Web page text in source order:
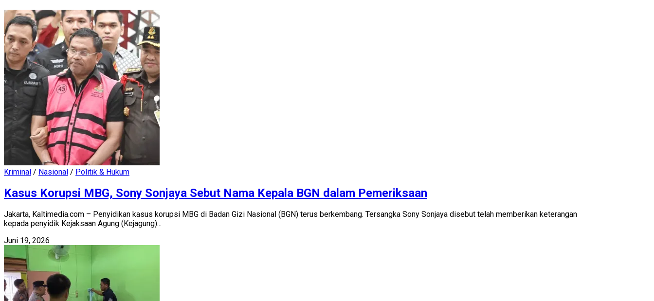
Kriminal / Nasional / Politik & Hukum
Kasus Korupsi MBG, Sony Sonjaya Sebut Nama Kepala BGN dalam Pemeriksaan
Jakarta, Kaltimedia.com – Penyidikan kasus korupsi MBG di Badan Gizi Nasional (BGN) terus berkembang. Tersangka Sony Sonjaya disebut telah memberikan keterangan
kepada penyidik Kejaksaan Agung (Kejagung)...
Juni 19, 2026